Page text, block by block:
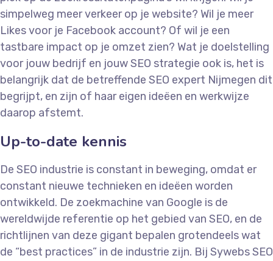
simpelweg meer verkeer op je website? Wil je meer
Likes voor je Facebook account? Of wil je een
tastbare impact op je omzet zien? Wat je doelstelling
voor jouw bedrijf en jouw SEO strategie ook is, het is
belangrijk dat de betreffende SEO expert Nijmegen dit
begrijpt, en zijn of haar eigen ideëen en werkwijze
daarop afstemt.
Up-to-date kennis
De SEO industrie is constant in beweging, omdat er
constant nieuwe technieken en ideëen worden
ontwikkeld. De zoekmachine van Google is de
wereldwijde referentie op het gebied van SEO, en de
richtlijnen van deze gigant bepalen grotendeels wat
de “best practices” in de industrie zijn. Bij Sywebs SEO